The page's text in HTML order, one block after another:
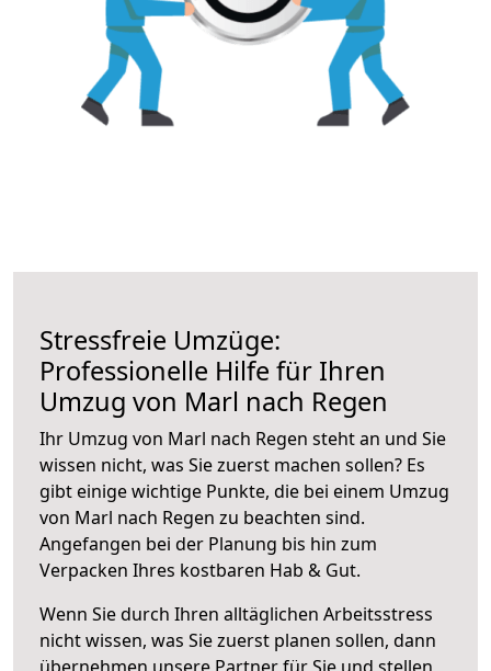
Stressfreie Umzüge:
Professionelle Hilfe für Ihren
Umzug von Marl nach Regen
Ihr Umzug von Marl nach Regen steht an und Sie
wissen nicht, was Sie zuerst machen sollen? Es
gibt einige wichtige Punkte, die bei einem Umzug
von Marl nach Regen zu beachten sind.
Angefangen bei der Planung bis hin zum
Verpacken Ihres kostbaren Hab & Gut.
Wenn Sie durch Ihren alltäglichen Arbeitsstress
nicht wissen, was Sie zuerst planen sollen, dann